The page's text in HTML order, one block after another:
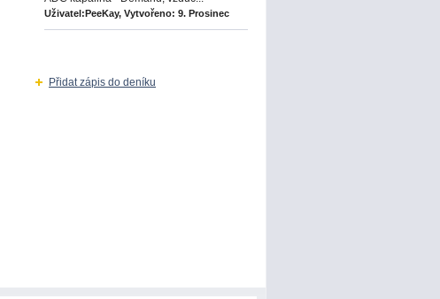
Uživatel:PeeKay, Vytvořeno: 9. Prosinec
Přidat zápis do deníku